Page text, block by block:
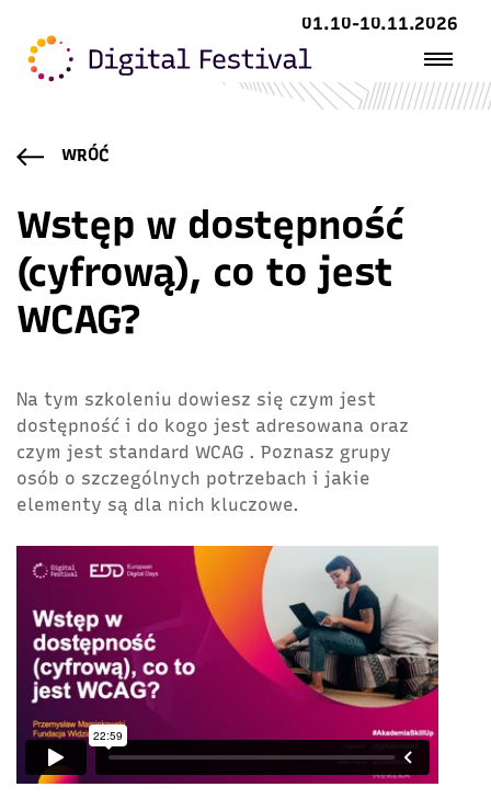
01.10-10.11.2026
WRÓĆ
Wstęp w dostępność
(cyfrową), co to jest
WCAG?
Na tym szkoleniu dowiesz się czym jest
dostępność i do kogo jest adresowana oraz
czym jest standard WCAG . Poznasz grupy
osób o szczególnych potrzebach i jakie
elementy są dla nich kluczowe.